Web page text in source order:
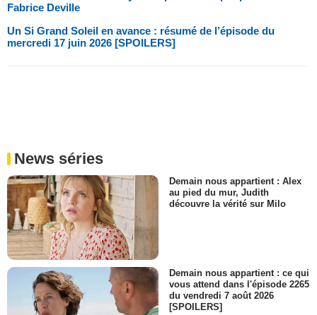
Fabrice Deville
Un Si Grand Soleil en avance : résumé de l’épisode du
mercredi 17 juin 2026 [SPOILERS]
News séries
Demain nous appartient : Alex
au pied du mur, Judith
découvre la vérité sur Milo
Demain nous appartient : ce qui
vous attend dans l'épisode 2265
du vendredi 7 août 2026
[SPOILERS]